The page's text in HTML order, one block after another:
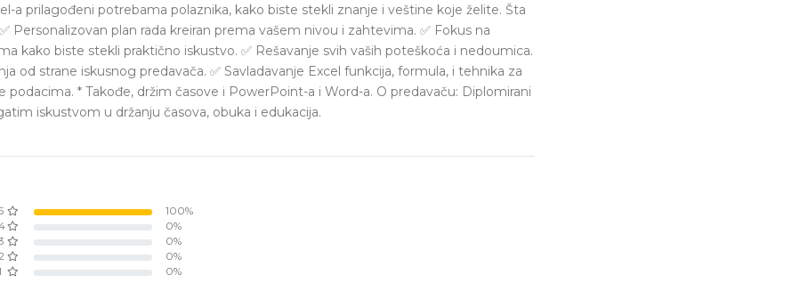
a prilagođeni potrebama polaznika, kako biste stekli znanje i veštine koje želite. Šta
Personalizovan plan rada kreiran prema vašem nivou i zahtevima. ✅ Fokus na
kako biste stekli praktično iskustvo. ✅ Rešavanje svih vaših poteškoća i nedoumica.
od strane iskusnog predavača. ✅ Savladavanje Excel funkcija, formula, i tehnika za
podacima. * Takođe, držim časove i PowerPoint-a i Word-a. O predavaču: Diplomirani
iskustvom u držanju časova, obuka i edukacija.
100%
0%
0%
0%
0%